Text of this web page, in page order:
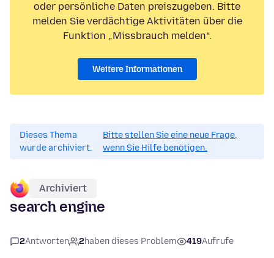
oder persönliche Daten preiszugeben. Bitte
melden Sie verdächtige Aktivitäten über die
Funktion „Missbrauch melden“.
Weitere Informationen
Dieses Thema
wurde archiviert.
Bitte stellen Sie eine neue Frage,
wenn Sie Hilfe benötigen.
Archiviert
search engine
2Antworten 2haben dieses Problem 419Aufrufe